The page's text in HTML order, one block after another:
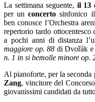
La settimana seguente, il 13
per unconcerto sinfonico
ben conosce l’Orchestra
repertorio tardo
a pochi anni di distanza
maggiore op. 88 di Dvořák e
n. 1 in si bemolle minore op.
Al pianoforte, per la seconda
Zang, vincitore del
giovanissimi candidati da